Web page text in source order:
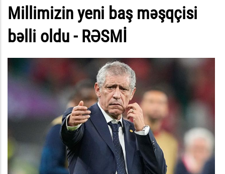
Millimizin yeni baş məşqçisi
bəlli oldu - RƏSMİ